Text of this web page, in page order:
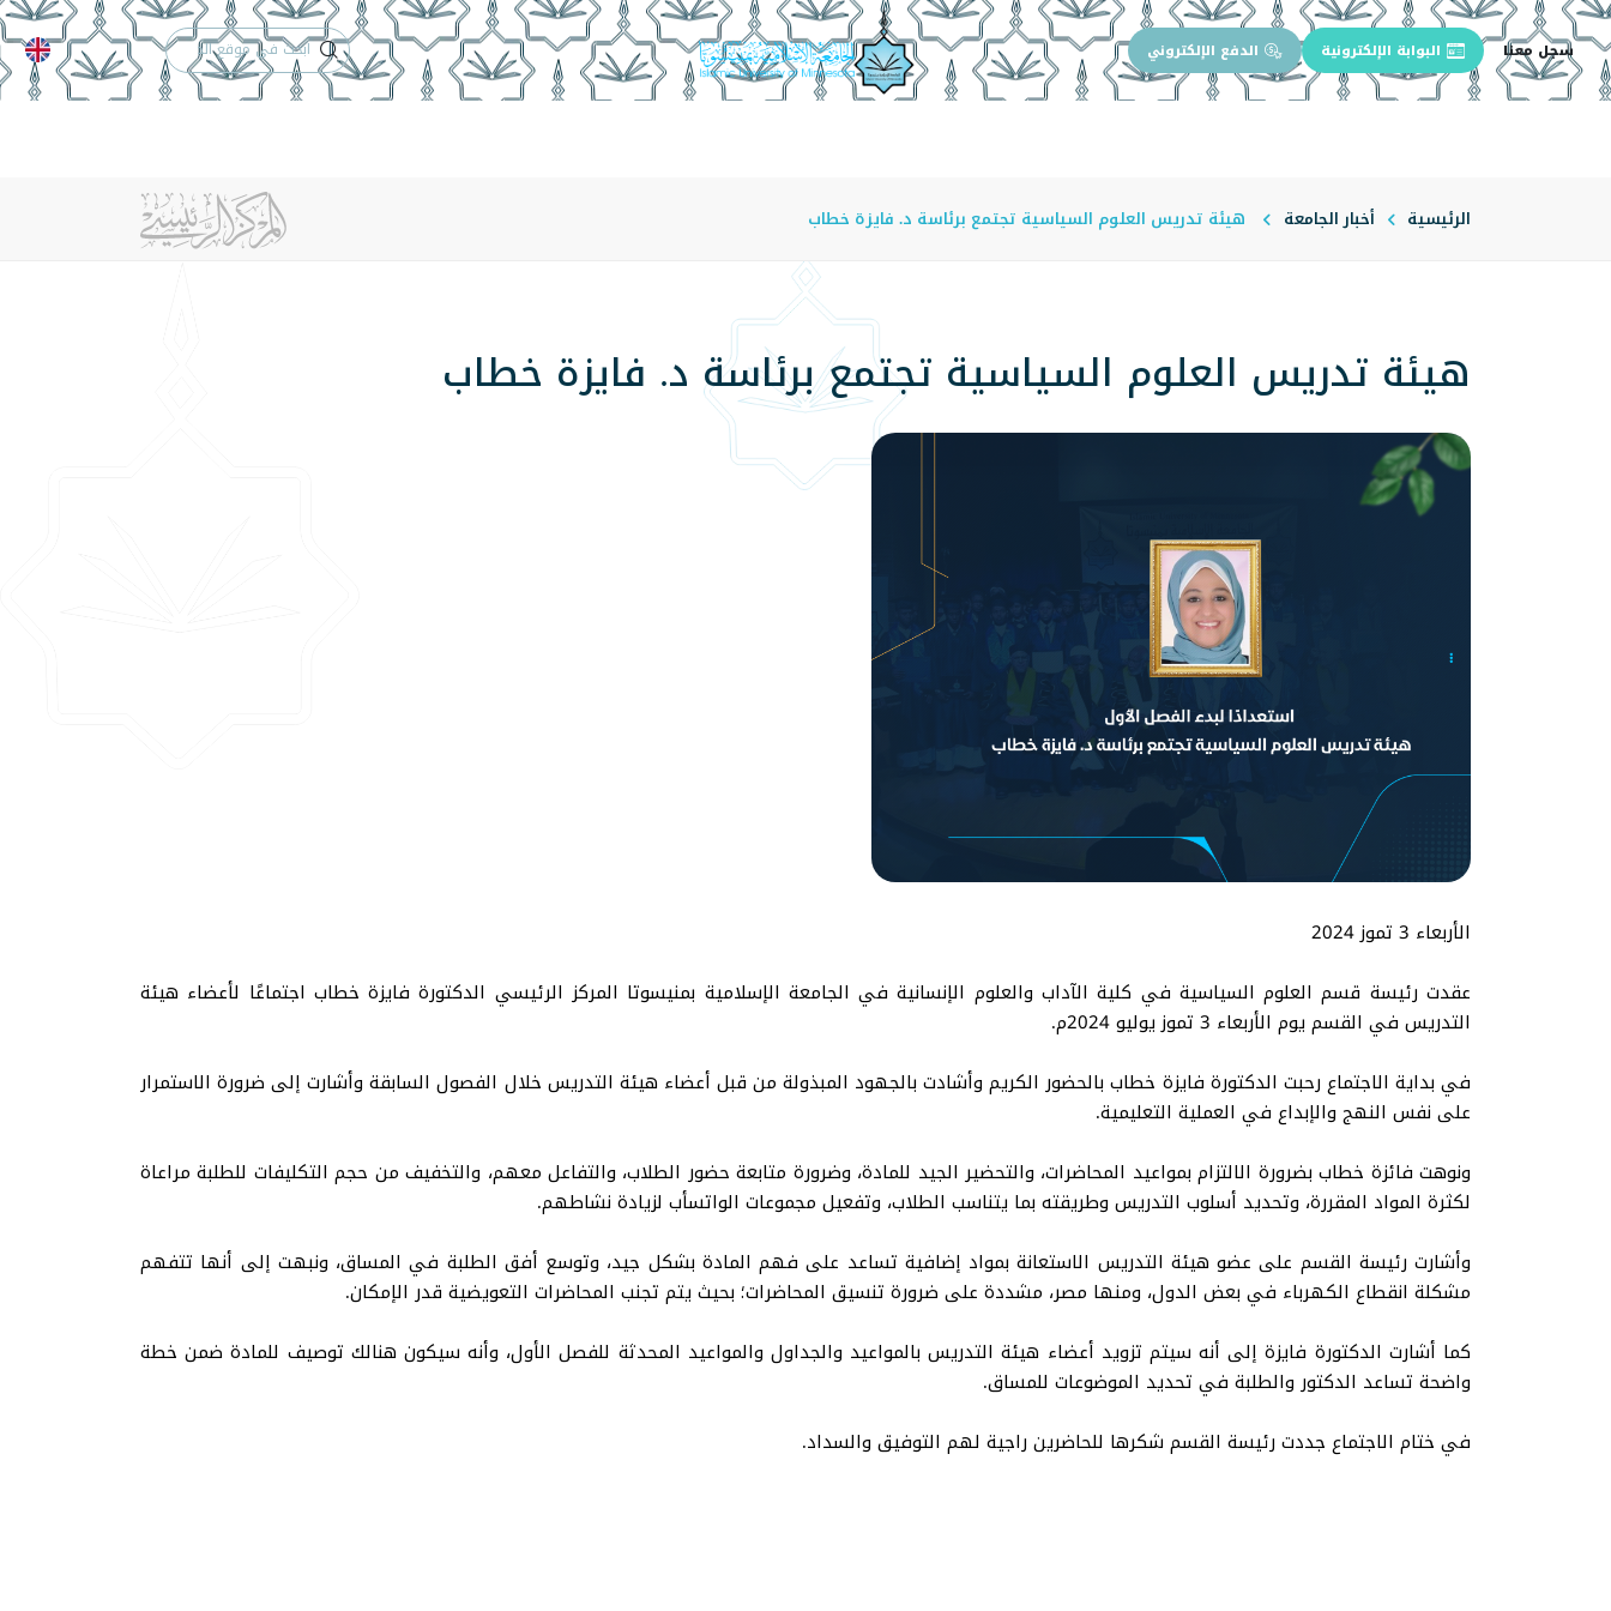
سجل معنا البوابة الإلكترونية الدفع الإلكتروني الدعم الفنيالتقويم الجامعي
الرئيسية أخبار الجامعة هيئة تدريس العلوم السياسية تجتمع برئاسة د. فايزة خطاب
هيئة تدريس العلوم السياسية تجتمع برئاسة د. فايزة خطاب
الأربعاء 3 تموز 2024
عقدت رئيسة قسم العلوم السياسية في كلية الآداب والعلوم الإنسانية في الجامعة الإسلامية بمنيسوتا المركز الرئيسي الدكتورة فايزة خطاب اجتماعًا لأعضاء هيئة
التدريس في القسم يوم الأربعاء 3 تموز يوليو 2024م.
في بداية الاجتماع رحبت الدكتورة فايزة خطاب بالحضور الكريم وأشادت بالجهود المبذولة من قبل أعضاء هيئة التدريس خلال الفصول السابقة وأشارت إلى ضرورة الاستمرار
على نفس النهج والإبداع في العملية التعليمية.
ونوهت فائزة خطاب بضرورة الالتزام بمواعيد المحاضرات، والتحضير الجيد للمادة، وضرورة متابعة حضور الطلاب، والتفاعل معهم، والتخفيف من حجم التكليفات للطلبة مراعاة
لكثرة المواد المقررة، وتحديد أسلوب التدريس وطريقته بما يتناسب الطلاب، وتفعيل مجموعات الواتسأب لزيادة نشاطهم.
وأشارت رئيسة القسم على عضو هيئة التدريس الاستعانة بمواد إضافية تساعد على فهم المادة بشكل جيد، وتوسع أفق الطلبة في المساق، ونبهت إلى أنها تتفهم
مشكلة انقطاع الكهرباء في بعض الدول، ومنها مصر، مشددة على ضرورة تنسيق المحاضرات؛ بحيث يتم تجنب المحاضرات التعويضية قدر الإمكان.
كما أشارت الدكتورة فايزة إلى أنه سيتم تزويد أعضاء هيئة التدريس بالمواعيد والجداول والمواعيد المحدثة للفصل الأول، وأنه سيكون هنالك توصيف للمادة ضمن خطة
واضحة تساعد الدكتور والطلبة في تحديد الموضوعات للمساق.
في ختام الاجتماع جددت رئيسة القسم شكرها للحاضرين راجية لهم التوفيق والسداد.